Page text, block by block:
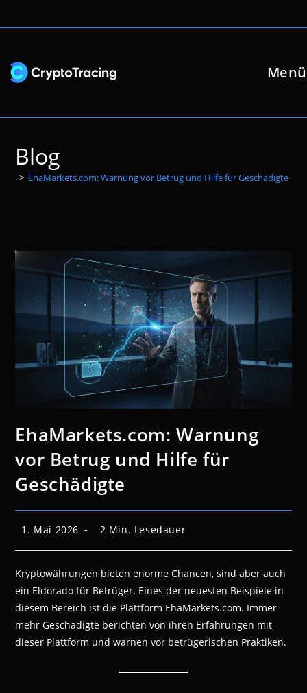
Inhalt
Menü
Blog
> EhaMarkets.com: Warnung vor Betrug und Hilfe für Geschädigte
EhaMarkets.com: Warnung
vor Betrug und Hilfe für
Geschädigte
Beitrag
1. Mai 2026 Lesedauer:
2 Min. Lesedauer
Kryptowährungen bieten enorme Chancen, sind aber auch
ein Eldorado für Betrüger. Eines der neuesten Beispiele in
diesem Bereich ist die Plattform EhaMarkets.com. Immer
mehr Geschädigte berichten von ihren Erfahrungen mit
dieser Plattform und warnen vor betrügerischen Praktiken.